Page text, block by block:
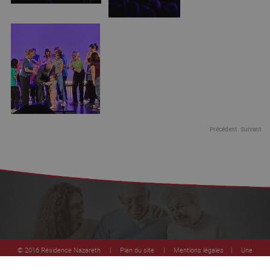
Précédent Suivant
© 2016 Résidence Nazareth | Plan du site | Mentions légales | Une
réalisation Mediapilote